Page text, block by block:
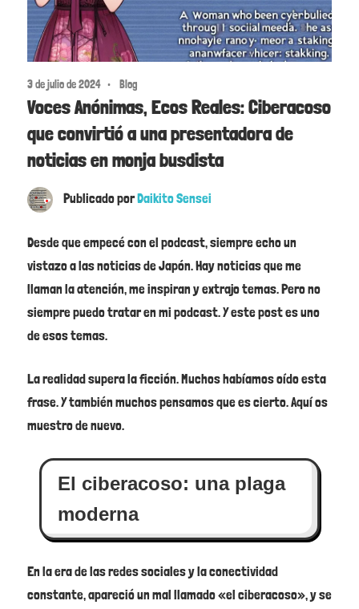
3 de julio de 2024 Blog
Voces Anónimas, Ecos Reales: Ciberacoso
que convirtió a una presentadora de
noticias en monja busdista
Publicado porDaikito Sensei
Desde que empecé con el podcast, siempre echo un
vistazo a las noticias de Japón. Hay noticias que me
llaman la atención, me inspiran y extrajo temas. Pero no
siempre puedo tratar en mi podcast. Y este post es uno
de esos temas.
La realidad supera la ficción. Muchos habíamos oído esta
frase. Y también muchos pensamos que es cierto. Aquí os
muestro de nuevo.
El ciberacoso: una plaga
moderna
En la era de las redes sociales y la conectividad
constante, apareció un mal llamado «el ciberacoso», y se